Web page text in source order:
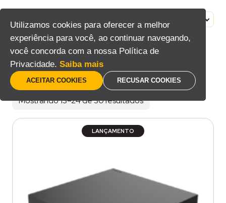
Utilizamos cookies para oferecer a melhor
experiência para você, ao continuar navegando,
você concorda com a nossa Política de
Privacidade. Saiba mais
RECUSAR COOKIES
ACEITAR COOKIES
conteúdo
Home / Produtos marcados com a tag “Lançamentos”
Página 2
Lançamentos
Mostrando 13–24 de 30 resultados
LANÇAMENTO